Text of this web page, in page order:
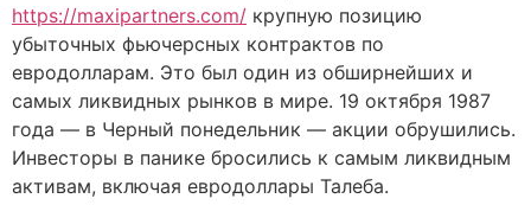
https://maxipartners.com/ крупную позицию
убыточных фьючерсных контрактов по
евродолларам. Это был один из обширнейших и
самых ликвидных рынков в мире. 19 октября 1987
года — в Черный понедельник — акции обрушились.
Инвесторы в панике бросились к самым ликвидным
активам, включая евродоллары Талеба.